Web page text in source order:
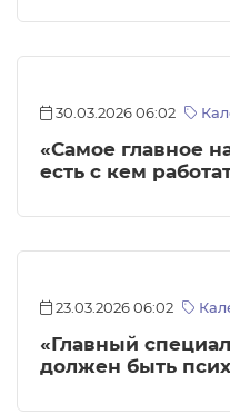
30.03.2026 06:02
«Самое главное
есть с кем
23.03.2026 06:02
«Главный
должен быть